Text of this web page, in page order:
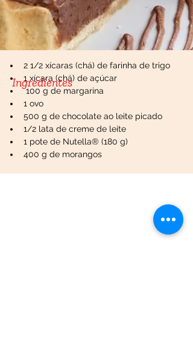
Ingredientes
2 1/2 xícaras (chá) de farinha de trigo
1 xícara (chá) de açúcar
100 g de margarina
1 ovo
500 g de chocolate ao leite picado
1/2 lata de creme de leite
1 pote de Nutella® (180 g)
400 g de morangos